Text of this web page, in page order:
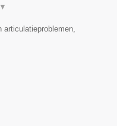
▼
articulatieproblemen,